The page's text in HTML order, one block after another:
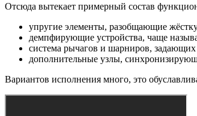
Отсюда вытекает примерный состав
упругие элементы, разобщающие
демпфирующие устройства, чаще
система рычагов и шарниров,
дополнительные узлы,
Вариантов исполнения много, это